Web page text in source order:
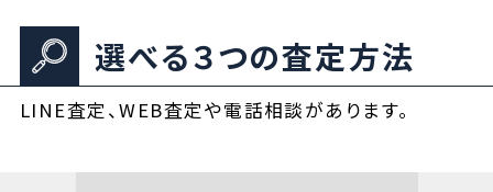
選べる３つの査定方法
LINE査定、WEB査定や電話相談があります。